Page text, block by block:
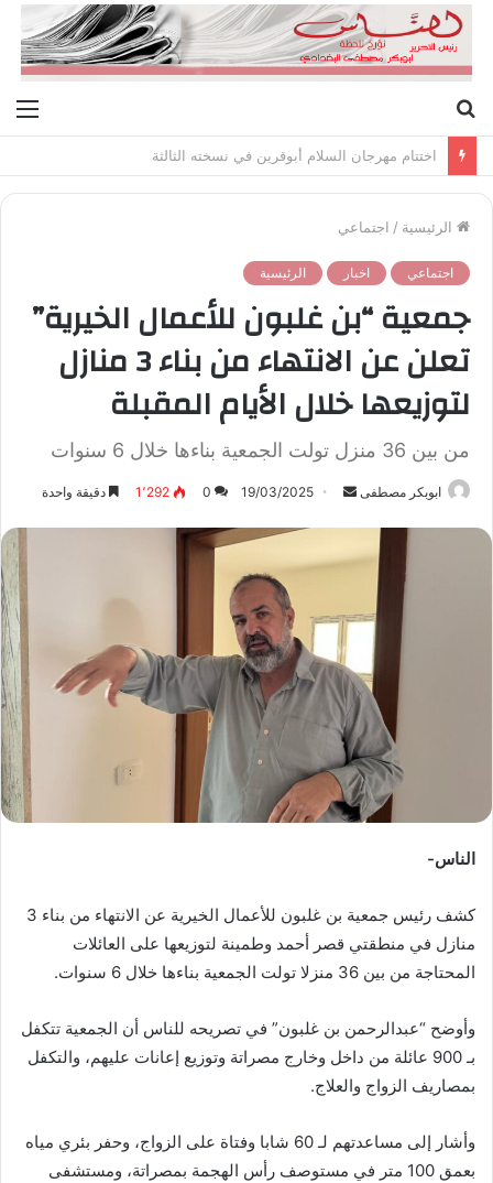
عن
اختتام مهرجان السلام أبوقرين في نسخته الثالثة
الرئيسية / اجتماعي
اجتماعي اخبار الرئيسية
جمعية “بن غلبون للأعمال الخيرية”
تعلن عن الانتهاء من بناء 3 منازل
لتوزيعها خلال الأيام المقبلة
من بين 36 منزل تولت الجمعية بناءها خلال 6 سنوات
ابوبكر مصطفى
ر
ي
د
ا
إ
ك
ت
ي
ا
19/03/2025
0 1٬292 دقيقة واحدة
الناس-
كشف رئيس جمعية بن غلبون للأعمال الخيرية عن الانتهاء من بناء 3
منازل في منطقتي قصر أحمد وطمينة لتوزيعها على العائلات
المحتاجة من بين 36 منزلا تولت الجمعية بناءها خلال 6 سنوات.
وأوضح “عبدالرحمن بن غلبون” في تصريحه للناس أن الجمعية تتكفل
بـ 900 عائلة من داخل وخارج مصراتة وتوزيع إعانات عليهم، والتكفل
بمصاريف الزواج والعلاج.
وأشار إلى مساعدتهم لـ 60 شابا وفتاة على الزواج، وحفر بئري مياه
بعمق 100 متر في مستوصف رأس الهجمة بمصراتة، ومستشفى